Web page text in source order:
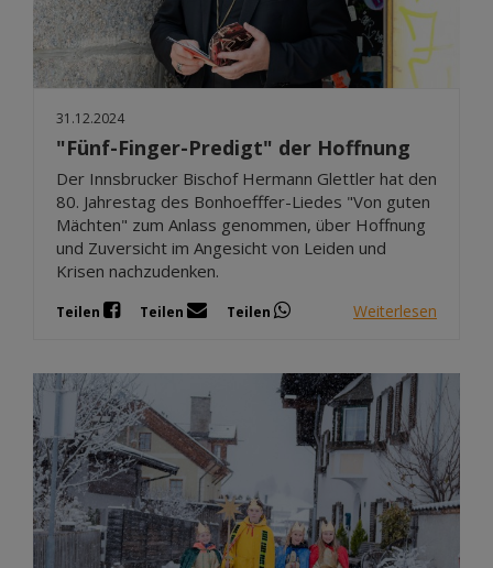
Jan 2026
Dez 2025
Nov 2025
31.12.2024
"Fünf-Finger-Predigt" der Hoffnung
Der Innsbrucker Bischof Hermann Glettler hat den
80. Jahrestag des Bonhoefffer-Liedes "Von guten
Mächten" zum Anlass genommen, über Hoffnung
und Zuversicht im Angesicht von Leiden und
Krisen nachzudenken.
Teilen Teilen Teilen Weiterlesen